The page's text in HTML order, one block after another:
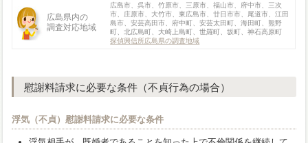
広島県内の
調査対応地域
広島市、呉市、竹原市、三原市、福山市、府中市、三次
市、庄原市、大竹市、東広島市、廿日市市、尾道市、江田
島市、安芸高田市、府中町、安芸太田町、海田町、熊野
町、北広島町、大崎上島町、世羅町、坂町、神石高原町
探偵興信所広島県の調査地域
慰謝料請求に必要な条件（不貞行為の場合）
浮気（不貞）慰謝料請求に必要な条件